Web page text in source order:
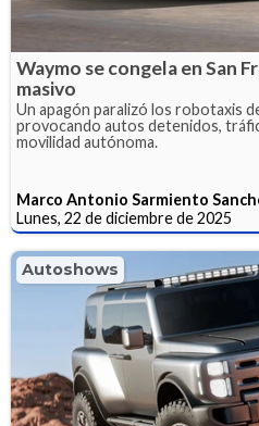
Waymo se congela en San
masivo
Un apagón paralizó los robotaxis
provocando autos detenidos,
movilidad autónoma.
Marco Antonio Sarmiento
Lunes, 22 de diciembre de 2025
Autoshows